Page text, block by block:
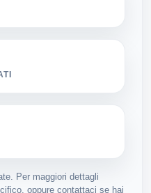
Per maggiori dettagli
oppure contattaci se hai